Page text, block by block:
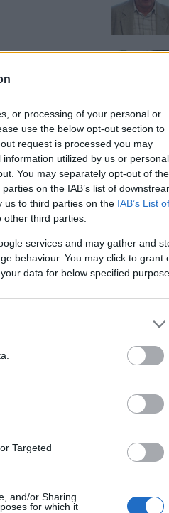
or processing of your personal or
use the below opt-out section to
request is processed you may
utilized by us or personal
You may separately opt-out of the
on the IAB’s list of
us to third parties on the IAB’s List of
third parties.
services and may gather and
behaviour. You may click to grant
data for below specified
Targeted
and/or Sharing
for which it